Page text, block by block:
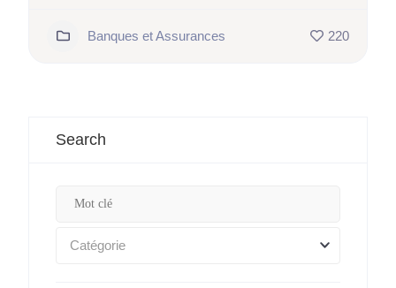
Banques et Assurances 220
Search
Catégorie